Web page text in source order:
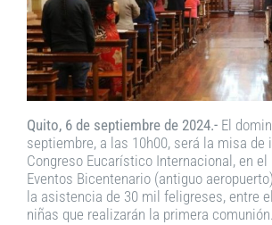
Quito, 6 de septiembre de 2024.- El
septiembre, a las 10h00, será la misa de
Congreso Eucarístico Internacional, en el
Eventos Bicentenario (antiguo
la asistencia de 30 mil feligreses, entre
niñas que realizarán la primera comunión.